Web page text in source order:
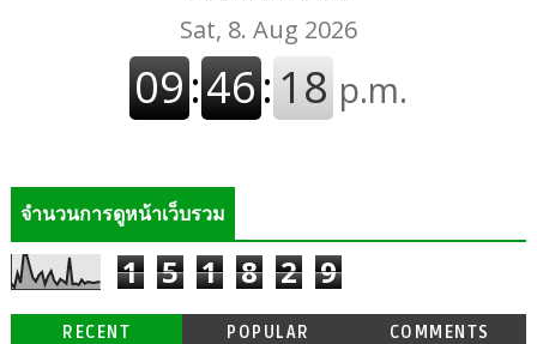
จำนวนการดูหน้าเว็บรวม
1 5 1 8 2 9
RECENT POPULAR COMMENTS